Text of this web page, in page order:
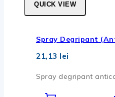
QUICK VIEW
Spray Degripant
21,13 lei
Spray degripant